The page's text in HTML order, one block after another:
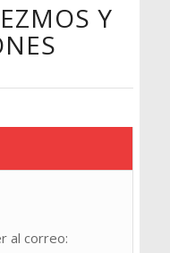
Y
al correo: